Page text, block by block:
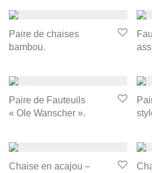
Paire de chaises
bambou.
Paire de Fauteuils
« Ole Wanscher ».
Chaise en acajou –